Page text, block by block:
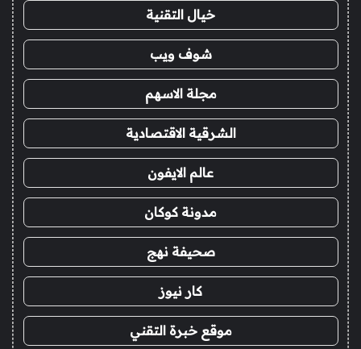
خيال التقنية
شوف ويب
مجلة الاسهم
الشرقية الاقتصادية
عالم الايفون
مدونة كوكان
صحيفة نهج
كار نيوز
موقع خبرة التقني